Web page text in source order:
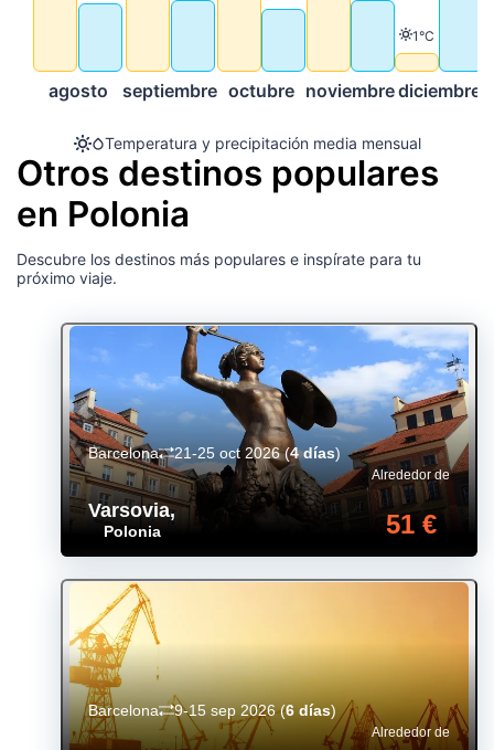
Temperatura y precipitación media mensual
agosto septiembre octubre noviembrediciembre
Temperatura
1°C
Otros destinos populares
en Polonia
Descubre los destinos más populares e inspírate para tu
próximo viaje.
Varsovia,
Polonia
Alrededor de
51 €
Barcelona 21-25 oct 2026(4 días)
Alrededor de
Barcelona 9-15 sep 2026(6 días)